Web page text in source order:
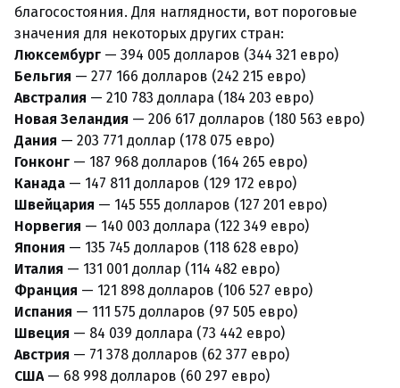
благосостояния. Для наглядности, вот пороговые
значения для некоторых других стран:
Люксембург — 394 005 долларов (344 321 евро)
Бельгия — 277 166 долларов (242 215 евро)
Австралия — 210 783 доллара (184 203 евро)
Новая Зеландия — 206 617 долларов (180 563 евро)
Дания — 203 771 доллар (178 075 евро)
Гонконг — 187 968 долларов (164 265 евро)
Канада — 147 811 долларов (129 172 евро)
Швейцария — 145 555 долларов (127 201 евро)
Норвегия — 140 003 доллара (122 349 евро)
Япония — 135 745 долларов (118 628 евро)
Италия — 131 001 доллар (114 482 евро)
Франция — 121 898 долларов (106 527 евро)
Испания — 111 575 долларов (97 505 евро)
Швеция — 84 039 доллара (73 442 евро)
Австрия — 71 378 долларов (62 377 евро)
США — 68 998 долларов (60 297 евро)